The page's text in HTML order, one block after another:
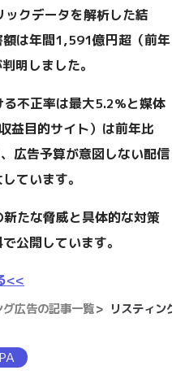
クデータを解析した結
は年間1,591億円超（前年
明しました。
不正率は最大5.2%と媒体
益目的サイト）は前年比
広告予算が意図しない配信
ています。
たな脅威と具体的な対策
公開しています。
<<
グ広告の記事一覧 リスティング